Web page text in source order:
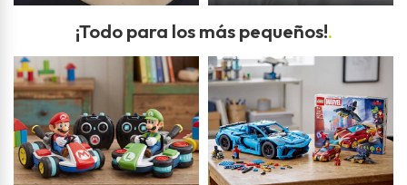
¡Todo para los más pequeños!.